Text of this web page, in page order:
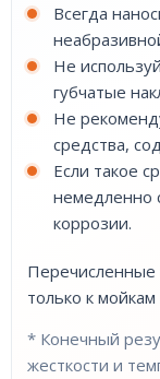
Всегда
Не
губчатые
Не
средства,
Если такое
немедленно
коррозии.
Перечисленные
только к
* Конечный
жесткости и